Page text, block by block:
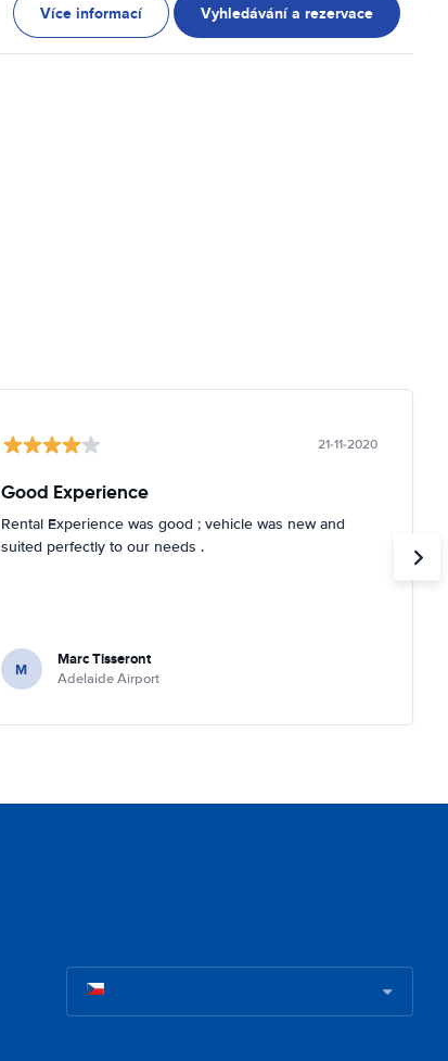
Více informací Vyhledávání a rezervace
21-11-2020
Good Experience
Rental Experience was good ; vehicle was new and
suited perfectly to our needs .
M Marc Tisseront
Adelaide Airport